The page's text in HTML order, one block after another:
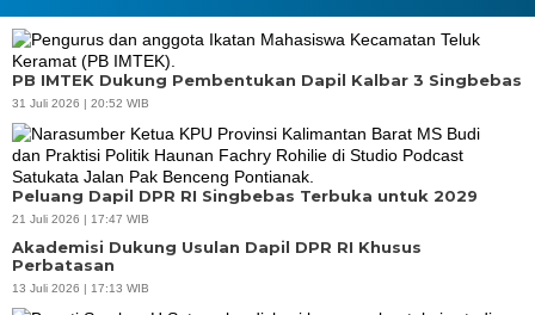
PB IMTEK Dukung Pembentukan Dapil Kalbar 3 Singbebas
31 Juli 2026 | 20:52 WIB
Peluang Dapil DPR RI Singbebas Terbuka untuk 2029
21 Juli 2026 | 17:47 WIB
Akademisi Dukung Usulan Dapil DPR RI Khusus
Perbatasan
13 Juli 2026 | 17:13 WIB